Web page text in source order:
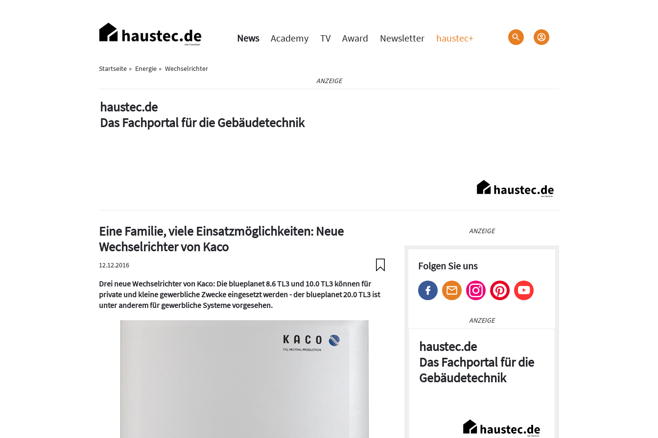
Haupt-
Navigation
News Academy TV Award Newsletter haustec+
Startseite Energie
Wechselrichter
ANZEIGE
haustec.de
Das Fachportal für die Gebäudetechnik
Eine Familie, viele Einsatzmöglichkeiten: Neue
Wechselrichter von Kaco
12.12.2016
Drei neue Wechselrichter von Kaco: Die blueplanet 8.6 TL3 und 10.0 TL3 können für
private und kleine gewerbliche Zwecke eingesetzt werden - der blueplanet 20.0 TL3 ist
unter anderem für gewerbliche Systeme vorgesehen.
ANZEIGE
Folgen Sie uns
ANZEIGE
haustec.de
Das Fachportal für die
Gebäudetechnik